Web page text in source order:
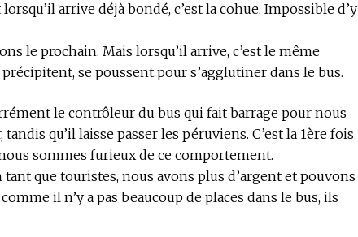
arrive déjà bondé, c’est la cohue. Impossible d’y
le prochain. Mais lorsqu’il arrive, c’est le même
se poussent pour s’agglutiner dans le bus.
le contrôleur du bus qui fait barrage pour nous
qu’il laisse passer les péruviens. C’est la 1ère fois
sommes furieux de ce comportement.
tant que touristes, nous avons plus d’argent et pouvons
il n’y a pas beaucoup de places dans le bus, ils